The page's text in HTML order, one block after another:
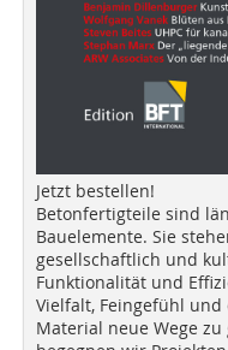
Jetzt bestellen!
Betonfertigteile sind
Bauelemente. Sie
gesellschaftlich und
Funktionalität und
Vielfalt, Feingefühl
Material neue Wege